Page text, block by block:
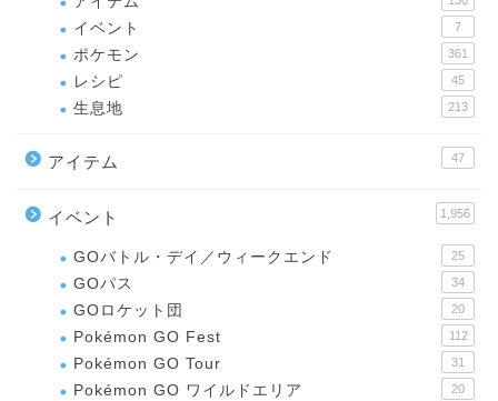
イベント 7
ポケモン 361
レシピ 45
生息地 213
アイテム 47
イベント 1,956
GOバトル・デイ／ウィークエンド 25
GOパス 34
GOロケット団 20
Pokémon GO Fest 112
Pokémon GO Tour 31
Pokémon GO ワイルドエリア 20